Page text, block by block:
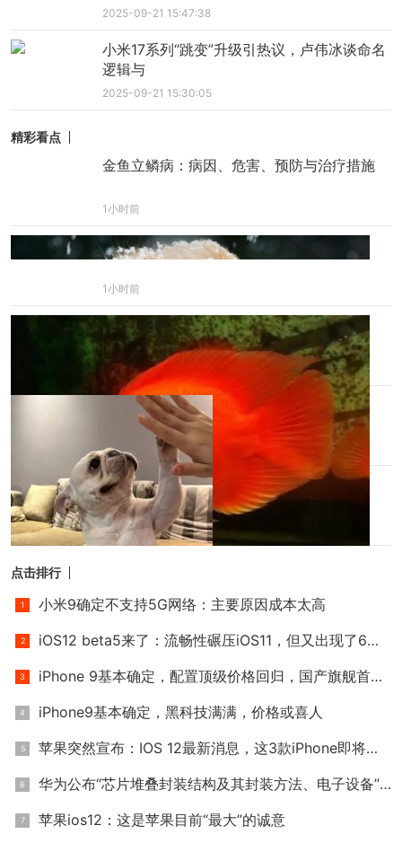
2025-09-21 15:47:38
小米17系列“跳变”升级引热议，卢伟冰谈命名
逻辑与
2025-09-21 15:30:05
精彩看点
金鱼立鳞病：病因、危害、预防与治疗措施
1小时前
金毛快生产前有什么预兆
1小时前
血鹦鹉鱼的正确养护方法
1小时前
看到这只狗狗的肱二头肌
1小时前
猫的智商有多高
1小时前
点击排行
小米9确定不支持5G网络：主要原因成本太高
iOS12 beta5来了：流畅性碾压iOS11，但又出现了6个新BUG
iPhone 9基本确定，配置顶级价格回归，国产旗舰首当其冲？别逗
iPhone9基本确定，黑科技满满，价格或喜人
苹果突然宣布：IOS 12最新消息，这3款iPhone即将淘汰
华为公布“芯片堆叠封装结构及其封装方法、电子设备”专利
苹果ios12：这是苹果目前“最大”的诚意